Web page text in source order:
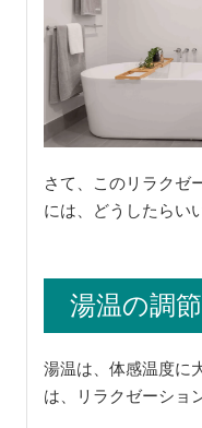
さて、このリラクゼ
には、どうしたらい
湯温の調節
湯温は、体感温度に
は、リラクゼーショ